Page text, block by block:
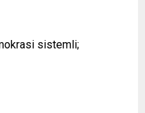
sistemli;